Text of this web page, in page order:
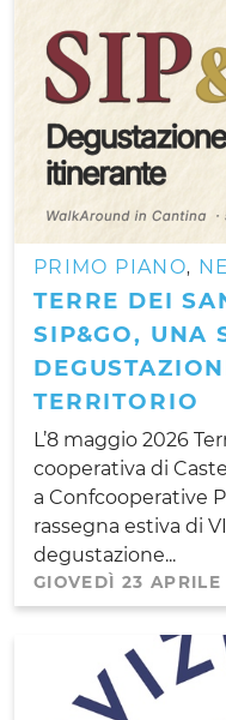
PRIMO PIANO,
TERRE DEI
SIP&GO, UNA
TERRITORIO
L’8 maggio 2026
cooperativa di
a Confcooperative
rassegna estiva di
degustazione...
GIOVEDÌ 23